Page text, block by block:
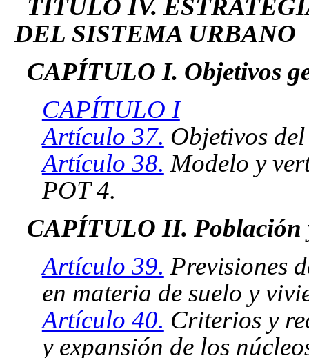
TÍTULO IV.
DEL SISTEMA URBANO
CAPÍTULO I. Objetivos
CAPÍTULO I
Artículo 37. Objetivos
Artículo 38. Modelo y
POT 4.
CAPÍTULO II. Población
Artículo 39. Previsiones
en materia de suelo y
Artículo 40. Criterios y
y expansión de los